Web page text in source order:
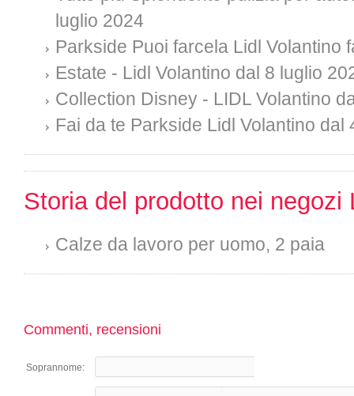
luglio 2024
Parkside Puoi farcela Lidl Volantino
Estate - Lidl Volantino dal 8 luglio
Collection Disney - LIDL Volantino
Fai da te Parkside Lidl Volantino dal
Storia del prodotto nei negozi
Calze da lavoro per uomo, 2 paia
Commenti, recensioni
Soprannome: